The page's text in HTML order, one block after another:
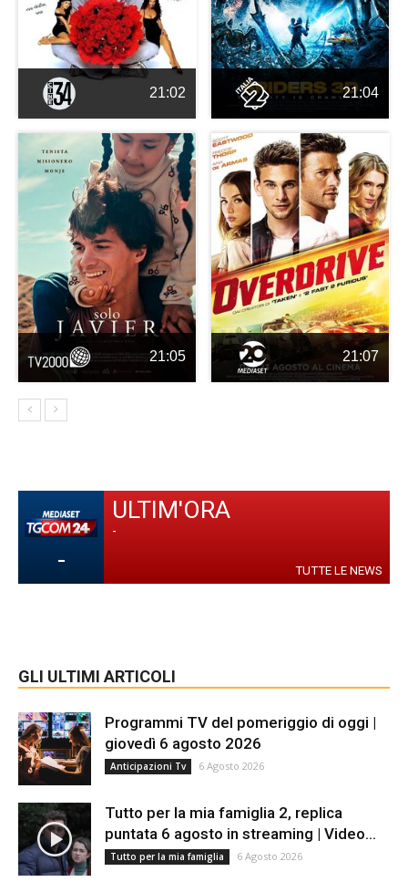
21:02 21:04
21:05 21:07
-
ULTIM'ORA
-
TUTTE LE NEWS
GLI ULTIMI ARTICOLI
Programmi TV del pomeriggio di oggi |
giovedì 6 agosto 2026
Anticipazioni Tv 6 Agosto 2026
Tutto per la mia famiglia 2, replica
puntata 6 agosto in streaming | Video...
Tutto per la mia famiglia 6 Agosto 2026